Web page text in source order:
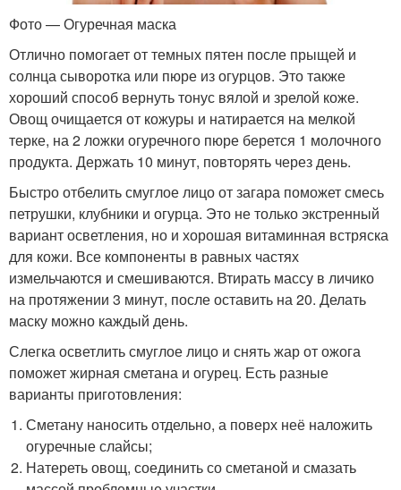
Фото — Огуречная маска
Отлично помогает от темных пятен после прыщей и
солнца сыворотка или пюре из огурцов. Это также
хороший способ вернуть тонус вялой и зрелой коже.
Овощ очищается от кожуры и натирается на мелкой
терке, на 2 ложки огуречного пюре берется 1 молочного
продукта. Держать 10 минут, повторять через день.
Быстро отбелить смуглое лицо от загара поможет смесь
петрушки, клубники и огурца. Это не только экстренный
вариант осветления, но и хорошая витаминная встряска
для кожи. Все компоненты в равных частях
измельчаются и смешиваются. Втирать массу в личико
на протяжении 3 минут, после оставить на 20. Делать
маску можно каждый день.
Слегка осветлить смуглое лицо и снять жар от ожога
поможет жирная сметана и огурец. Есть разные
варианты приготовления:
Сметану наносить отдельно, а поверх неё наложить
огуречные слайсы;
Натереть овощ, соединить со сметаной и смазать